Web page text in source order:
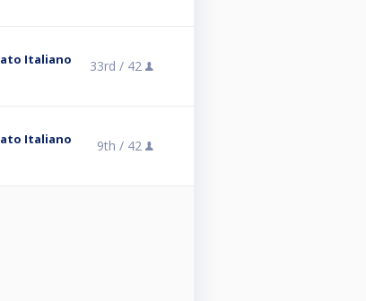
Italiano
33rd / 42
Italiano
9th / 42